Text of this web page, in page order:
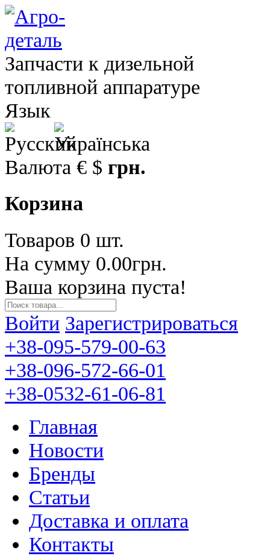
Запчасти к дизельной
топливной аппаратуре
Язык
Валюта € $ грн.
Корзина
Товаров 0 шт.
На сумму 0.00грн.
Ваша корзина пуста!
Войти Зарегистрироваться
+38-095-579-00-63
+38-096-572-66-01
+38-0532-61-06-81
Главная
Новости
Бренды
Статьи
Доставка и оплата
Контакты